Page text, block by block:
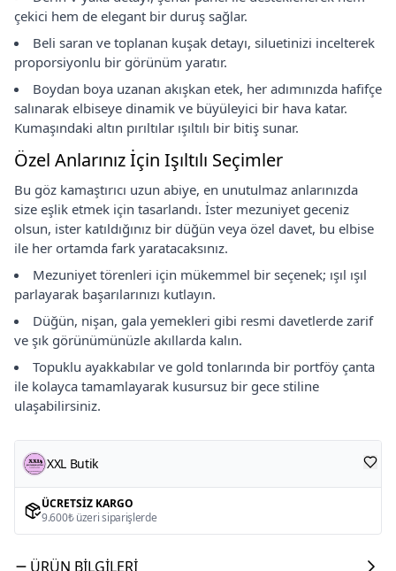
çekici hem de elegant bir duruş sağlar.
Beli saran ve toplanan kuşak detayı, siluetinizi incelterek
proporsiyonlu bir görünüm yaratır.
Boydan boya uzanan akışkan etek, her adımınızda hafifçe
salınarak elbiseye dinamik ve büyüleyici bir hava katar.
Kumaşındaki altın pırıltılar ışıltılı bir bitiş sunar.
Özel Anlarınız İçin Işıltılı Seçimler
Bu göz kamaştırıcı uzun abiye, en unutulmaz anlarınızda
size eşlik etmek için tasarlandı. İster mezuniyet geceniz
olsun, ister katıldığınız bir düğün veya özel davet, bu elbise
ile her ortamda fark yaratacaksınız.
Mezuniyet törenleri için mükemmel bir seçenek; ışıl ışıl
parlayarak başarılarınızı kutlayın.
Düğün, nişan, gala yemekleri gibi resmi davetlerde zarif
ve şık görünümünüzle akıllarda kalın.
Topuklu ayakkabılar ve gold tonlarında bir portföy çanta
ile kolayca tamamlayarak kusursuz bir gece stiline
ulaşabilirsiniz.
XXL Butik
ÜCRETSIZ KARGO
9.600₺ üzeri siparişlerde
ÜRÜN BILGILERI